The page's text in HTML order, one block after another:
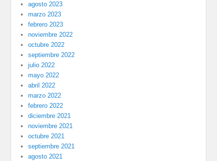
agosto 2023
marzo 2023
febrero 2023
noviembre 2022
octubre 2022
septiembre 2022
julio 2022
mayo 2022
abril 2022
marzo 2022
febrero 2022
diciembre 2021
noviembre 2021
octubre 2021
septiembre 2021
agosto 2021